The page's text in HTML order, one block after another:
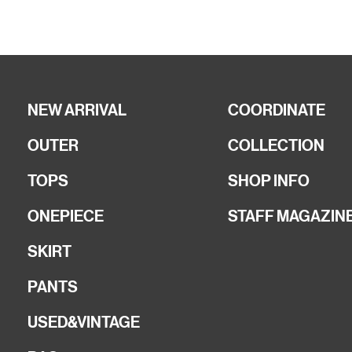
NEW ARRIVAL
OUTER
TOPS
ONEPIECE
SKIRT
PANTS
USED&VINTAGE
COORDINATE
COLLECTION
SHOP INFO
STAFF